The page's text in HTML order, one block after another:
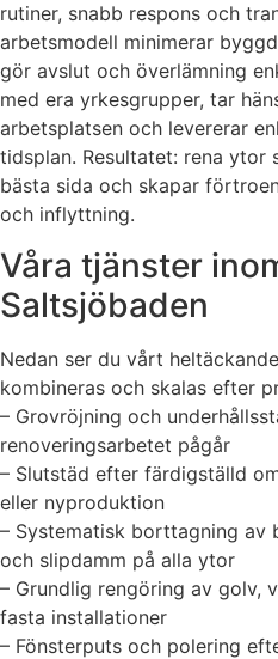
rutiner, snabb respons och
arbetsmodell minimerar
gör avslut och överlämning
med era yrkesgrupper, tar
arbetsplatsen och levererar
tidsplan. Resultatet: rena ytor
bästa sida och skapar
och inflyttning.
Våra tjänster
Saltsjöbaden
Nedan ser du vårt
kombineras och skalas efter
– Grovröjning och
renoveringsarbetet pågår
– Slutstäd efter färdigställd
eller nyproduktion
– Systematisk borttagning av
och slipdamm på alla ytor
– Grundlig rengöring av golv,
fasta installationer
– Fönsterputs och polering